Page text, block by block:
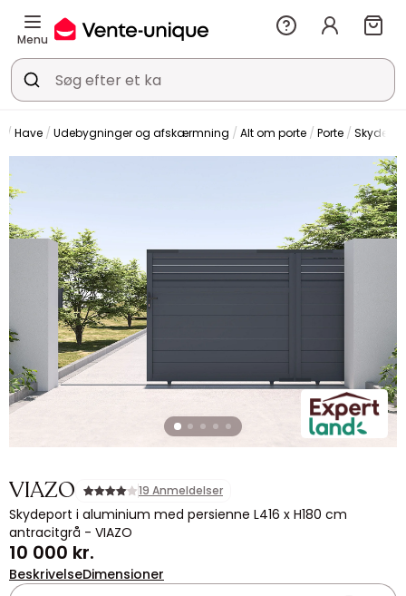
Menu
Have Udebygninger og afskærmning Alt om porte Porte
VIAZO 19 Anmeldelser
Skydeport i aluminium med persienne L416 x H180 cm
antracitgrå - VIAZO
10 000 kr.
BeskrivelseDimensioner